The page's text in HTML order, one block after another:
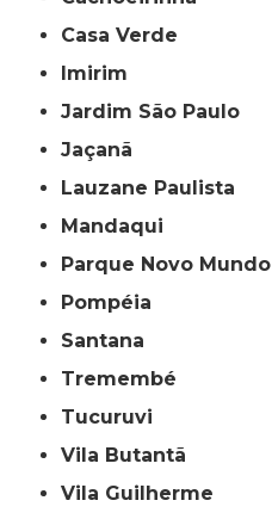
Casa Verde
Imirim
Jardim São Paulo
Jaçanã
Lauzane Paulista
Mandaqui
Parque Novo Mundo
Pompéia
Santana
Tremembé
Tucuruvi
Vila Butantã
Vila Guilherme